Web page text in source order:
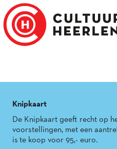
Knipkaart
De Knipkaart geeft recht op
voorstellingen, met een
is te koop voor 95,- euro.